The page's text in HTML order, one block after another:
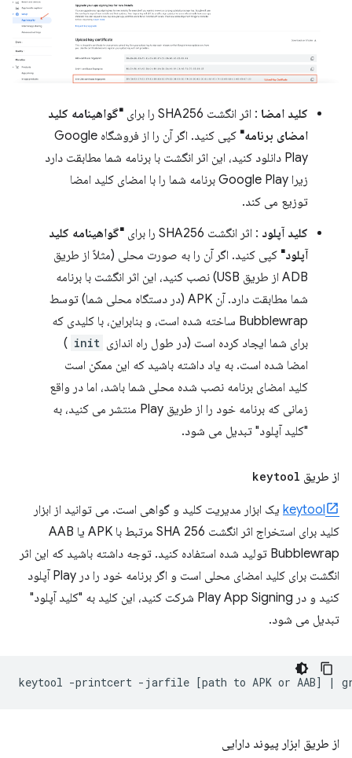
کلید امضا : اثر انگشت SHA256 را برای
"گواهینامه کلید
امضای برنامه"
کپی کنید. اگر آن را از فروشگاه Google
Play دانلود کنید، این اثر انگشت با برنامه شما مطابقت دارد
زیرا Google Play برنامه شما را با امضای کلید امضا
توزیع می کند.
کلید آپلود : اثر انگشت SHA256 را برای
"گواهینامه کلید
آپلود" کپی کنید. اگر آن را به صورت محلی (مثلاً از طریق
ADB از طریق USB) نصب کنید، این اثر انگشت با برنامه
شما مطابقت دارد. آن APK (در دستگاه محلی شما) توسط
Bubblewrap ساخته شده است، و بنابراین، با کلیدی که
برای شما ایجاد کرده است (در طول راه اندازی init
)
امضا شده است. به یاد داشته باشید که این ممکن است
کلید امضای برنامه نصب شده محلی شما باشد، اما در واقع
زمانی که برنامه خود را از طریق Play منتشر می کنید، به
"کلید آپلود" تبدیل می شود.
از طریق keytool
keytool یک ابزار مدیریت کلید و گواهی است. می توانید از ابزار
کلید برای استخراج اثر انگشت SHA 256 مرتبط با APK یا AAB
Bubblewrap تولید شده استفاده کنید. توجه داشته باشید که این اثر
انگشت برای کلید امضای محلی است و اگر برنامه خود را در Play آپلود
کنید و در Play App Signing شرکت کنید، این کلید به "کلید آپلود"
تبدیل می شود.
keytool -printcert -jarfile [path to APK or AAB] |
از طریق ابزار پیوند دارایی